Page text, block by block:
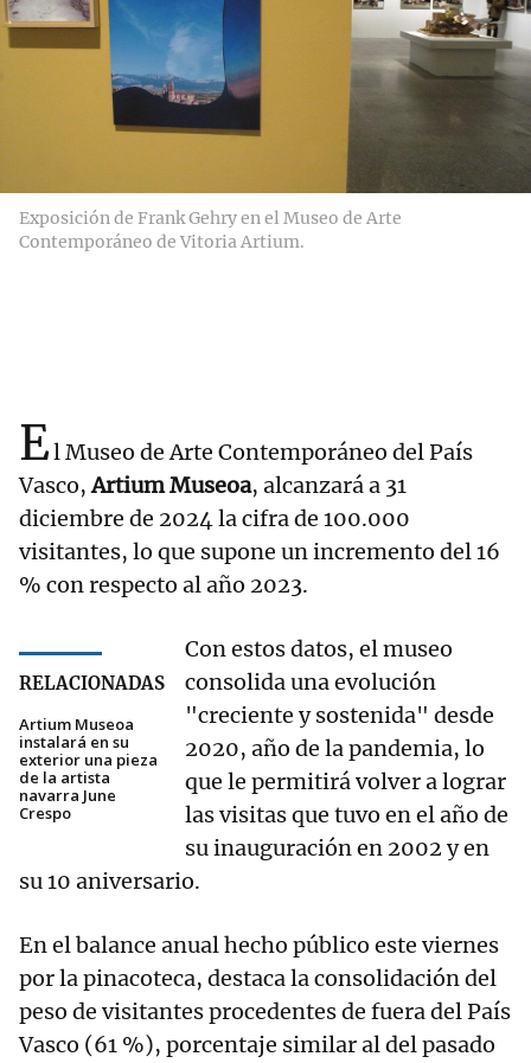
Exposición de Frank Gehry en el Museo de Arte
Contemporáneo de Vitoria Artium.
El Museo de Arte Contemporáneo del País
Vasco,Artium Museoa, alcanzará a 31
diciembre de 2024 la cifra de 100.000
visitantes, lo que supone un incremento del 16
% con respecto al año 2023.
RELACIONADAS
Artium Museoa
instalará en su
exterior una pieza
de la artista
navarra June
Crespo
Con estos datos, el museo
consolida una evolución
"creciente y sostenida" desde
2020, año de la pandemia, lo
que le permitirá volver a lograr
las visitas que tuvo en el año de
su inauguración en 2002 y en
su 10 aniversario.
En el balance anual hecho público este viernes
por la pinacoteca, destaca la consolidación del
peso de visitantes procedentes de fuera del País
Vasco (61 %), porcentaje similar al del pasado